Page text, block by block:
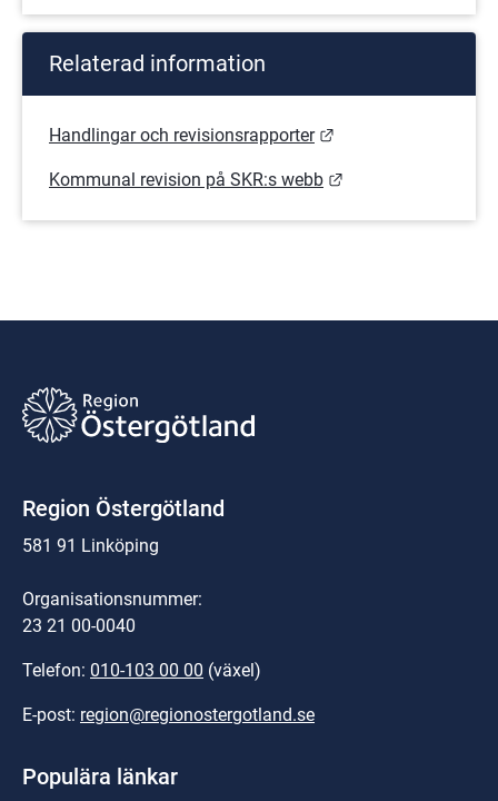
Relaterad information
Handlingar och revisionsrapporter
Kommunal revision på SKR:s webb
Region Östergötland
581 91 Linköping
Organisationsnummer:
23 21 00-0040
Telefon: 010-103 00 00 (växel)
E-post: region@regionostergotland.se
Populära länkar